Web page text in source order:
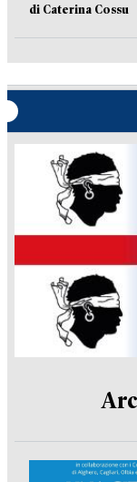
di Caterina Cossu